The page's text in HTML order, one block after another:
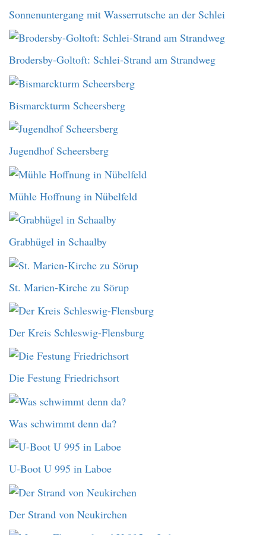
Sonnenuntergang mit Wasserrutsche an der Schlei
Brodersby-Goltoft: Schlei-Strand am Strandweg
Bismarckturm Scheersberg
Jugendhof Scheersberg
Mühle Hoffnung in Nübelfeld
Grabhügel in Schaalby
St. Marien-Kirche zu Sörup
Der Kreis Schleswig-Flensburg
Die Festung Friedrichsort
Was schwimmt denn da?
U-Boot U 995 in Laboe
Der Strand von Neukirchen